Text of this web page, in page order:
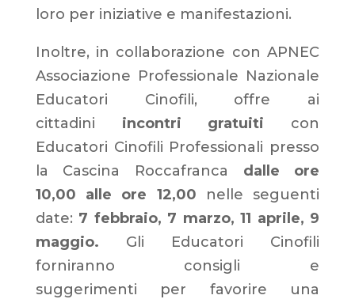
loro per iniziative e manifestazioni.
Inoltre, in collaborazione con APNEC
Associazione Professionale Nazionale
Educatori Cinofili, offre ai
cittadini incontri gratuiti con
Educatori Cinofili Professionali presso
la Cascina Roccafranca dalle
ore
10,00
alle ore 12,00 nelle seguenti
date: 7 febbraio, 7 marzo,11 aprile, 9
maggio. Gli Educatori Cinofili
forniranno consigli e
suggerimenti per favorire una